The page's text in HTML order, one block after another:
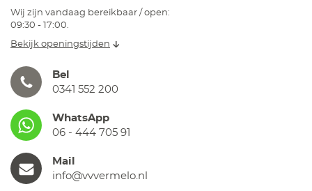
Bel
0341 552 200
WhatsApp
06 - 444 705 91
Mail
info@vvvermelo.nl
Wij zijn vandaag bereikbaar / open:
09:30 - 17:00.
Bekijk openingstijden